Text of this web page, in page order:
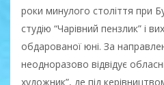
роки минулого століття при
студію “Чарівний пензлик” і
обдарованої юні. За
неодноразово відвідує
художник”, де під